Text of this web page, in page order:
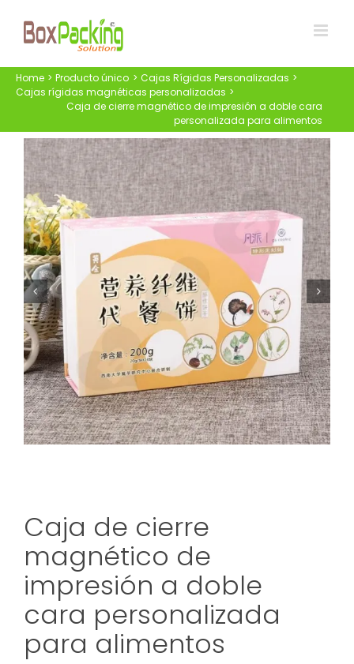
Home Producto único
Cajas Rígidas Personalizadas
Cajas rígidas magnéticas personalizadas
Caja de cierre magnético de impresión a doble cara
personalizada para alimentos
Caja de cierre
magnético de
impresión a doble
cara personalizada
para alimentos